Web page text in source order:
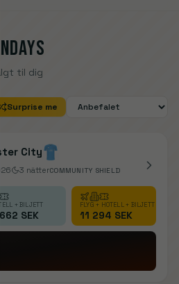
til dig
Surprise me
City
3 nätterCOMMUNITY SHIELD
+ BILJETT
SEK
FLYG + HOTELL + BILJETT
11 294 SEK